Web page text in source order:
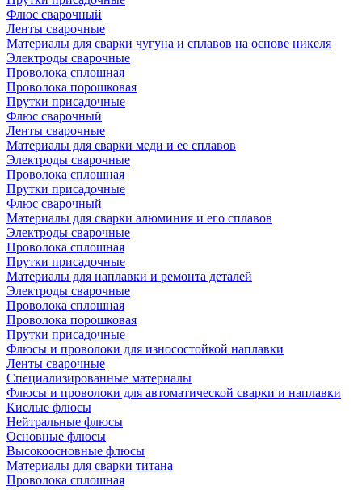
Флюс сварочный
Ленты сварочные
Материалы для сварки чугуна и сплавов на основе никеля
Электроды сварочные
Проволока сплошная
Проволока порошковая
Прутки присадочные
Флюс сварочный
Ленты сварочные
Материалы для сварки меди и ее сплавов
Электроды сварочные
Проволока сплошная
Прутки присадочные
Флюс сварочный
Материалы для сварки алюминия и его сплавов
Электроды сварочные
Проволока сплошная
Прутки присадочные
Материалы для наплавки и ремонта деталей
Электроды сварочные
Проволока сплошная
Проволока порошковая
Прутки присадочные
Флюсы и проволоки для износостойкой наплавки
Ленты сварочные
Специализированные материалы
Флюсы и проволоки для автоматической сварки и наплавки
Кислые флюсы
Нейтральные флюсы
Основные флюсы
Высокоосновные флюсы
Материалы для сварки титана
Проволока сплошная